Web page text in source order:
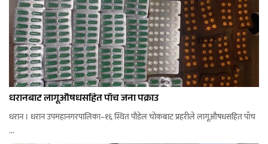
धरानबाट लागूऔषधसहित पाँच जना पक्राउ
धरान । धरान उपमहानगरपालिका–१६ स्थित पौडेल चोकबाट प्रहरीले लागूऔषधसहित पाँच
...